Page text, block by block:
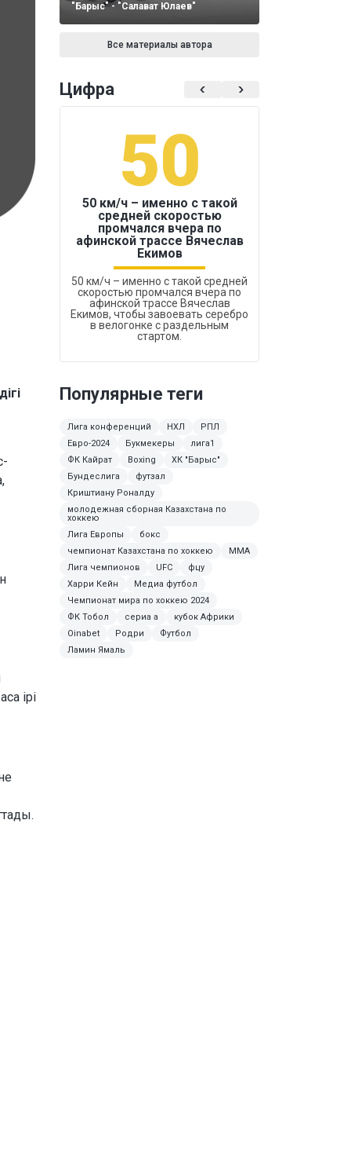
ірі
"Барыс" - "Салават Юлаев"
Все материалы автора
Цифра
50
50 км/ч – именно с такой
средней скоростью
промчался вчера по
афинской трассе Вячеслав
Екимов
50 км/ч – именно с такой средней
скоростью промчался вчера по
афинской трассе Вячеслав
Екимов, чтобы завоевать серебро
в велогонке с раздельным
стартом.
Популярные теги
Лига конференций НХЛ
РПЛ
Евро-2024
Букмекеры
лига1
ФК Кайрат
Boxing
ХК "Барыс"
Бундеслига
футзал
Криштиану Роналду
молодежная сборная Казахстана по
хоккею
Лига Европы
бокс
чемпионат Казахстана по хоккею
MMA
Лига чемпионов
UFC
фцу
Харри Кейн
Медиа футбол
Чемпионат мира по хоккею 2024
ФК Тобол
сериа а
кубок Африки
Oinabet
Родри
Футбол
Ламин Ямаль